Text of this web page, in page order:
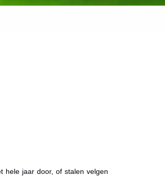
hele jaar door, of stalen velgen